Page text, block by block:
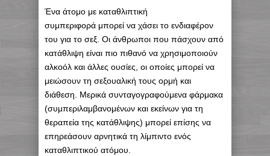
Ένα άτομο με καταθλιπτική
συμπεριφορά μπορεί να χάσει το ενδιαφέρον
του για το σεξ. Οι άνθρωποι που πάσχουν από
κατάθλιψη είναι πιο πιθανό να χρησιμοποιούν
αλκοόλ και άλλες ουσίες, οι οποίες μπορεί να
μειώσουν τη σεξουαλική τους ορμή και
διάθεση. Μερικά συνταγογραφούμενα φάρμακα
(συμπεριλαμβανομένων και εκείνων για τη
θεραπεία της κατάθλιψης) μπορεί επίσης να
επηρεάσουν αρνητικά τη λίμπιντο ενός
καταθλιπτικού ατόμου.